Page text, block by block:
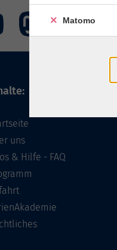
uns
& Hilfe - FAQ
Matomo